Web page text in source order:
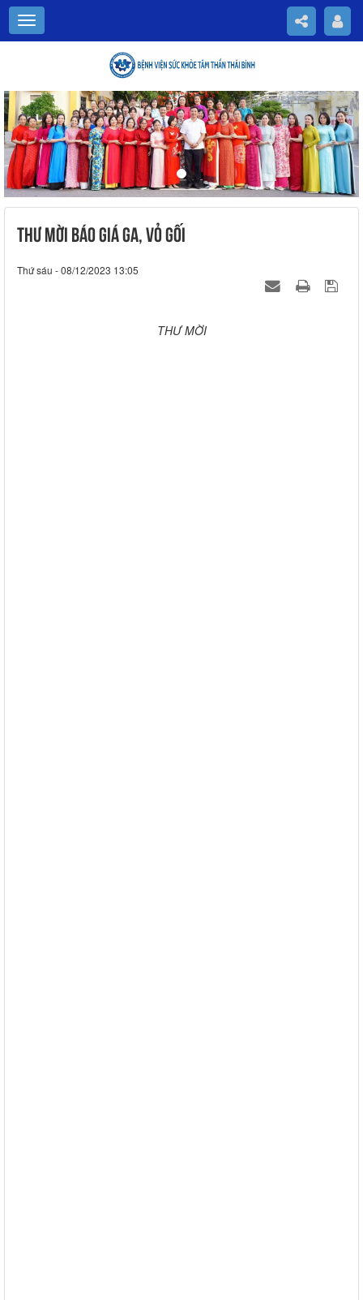
Previous
THƯ MỜI BÁO GIÁ GA, VỎ GỐI
Thứ sáu - 08/12/2023 13:05
THƯ MỜI